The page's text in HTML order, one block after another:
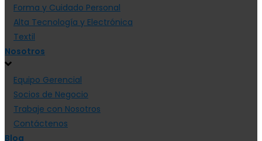
Forma y Cuidado Personal
Alta Tecnología y Electrónica
Textil
Nosotros
Equipo Gerencial
Socios de Negocio
Trabaje con Nosotros
Contáctenos
Blog